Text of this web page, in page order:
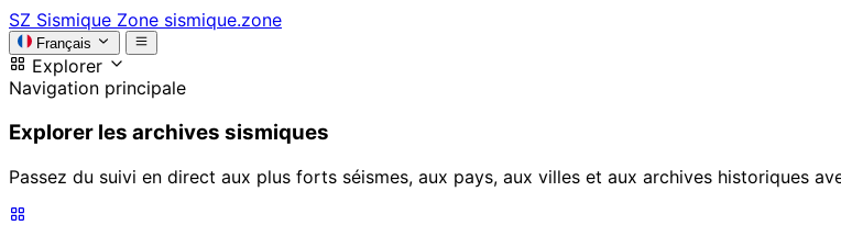
SZ Sismique Zone sismique.zone
Français
Explorer
Navigation principale
Explorer les archives sismiques
Passez du suivi en direct aux plus forts séismes, aux pays, aux villes et aux archives historiques